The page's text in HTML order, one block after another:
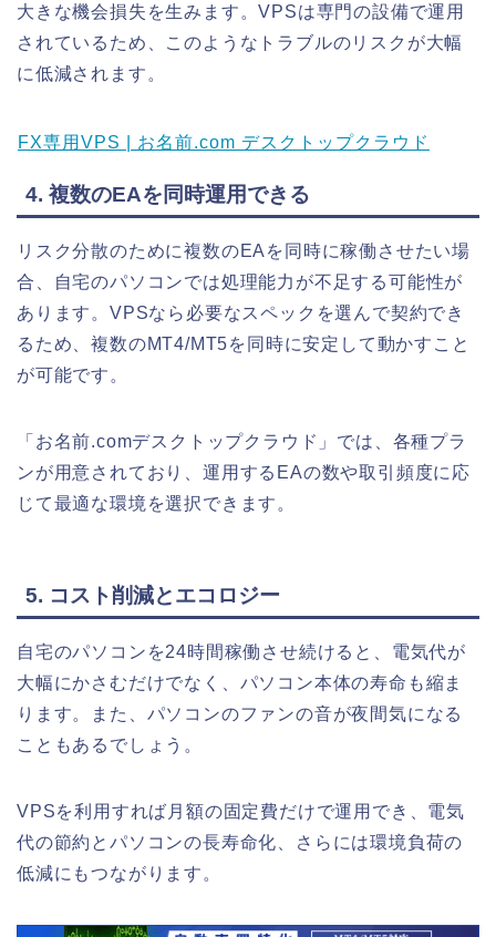
大きな機会損失を生みます。VPSは専門の設備で運用
されているため、このようなトラブルのリスクが大幅
に低減されます。
FX専用VPS | お名前.com デスクトップクラウド
4. 複数のEAを同時運用できる
リスク分散のために複数のEAを同時に稼働させたい場
合、自宅のパソコンでは処理能力が不足する可能性が
あります。VPSなら必要なスペックを選んで契約でき
るため、複数のMT4/MT5を同時に安定して動かすこと
が可能です。
「お名前.comデスクトップクラウド」では、各種プラ
ンが用意されており、運用するEAの数や取引頻度に応
じて最適な環境を選択できます。
5. コスト削減とエコロジー
自宅のパソコンを24時間稼働させ続けると、電気代が
大幅にかさむだけでなく、パソコン本体の寿命も縮ま
ります。また、パソコンのファンの音が夜間気になる
こともあるでしょう。
VPSを利用すれば月額の固定費だけで運用でき、電気
代の節約とパソコンの長寿命化、さらには環境負荷の
低減にもつながります。